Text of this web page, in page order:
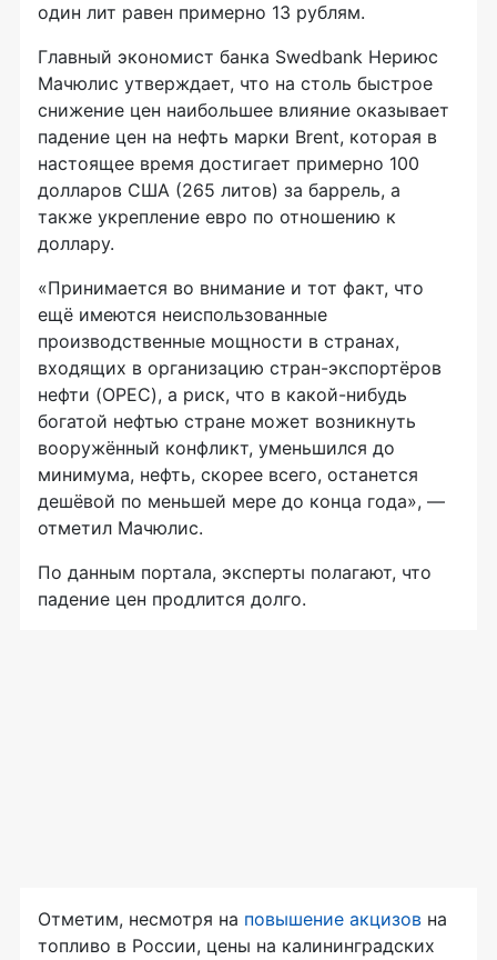
один лит равен примерно 13 рублям.
Главный экономист банка Swedbank Нериюс
Мачюлис утверждает, что на столь быстрое
снижение цен наибольшее влияние оказывает
падение цен на нефть марки Brent, которая в
настоящее время достигает примерно 100
долларов США (265 литов) за баррель, а
также укрепление евро по отношению к
доллару.
«Принимается во внимание и тот факт, что
ещё имеются неиспользованные
производственные мощности в странах,
входящих в организацию стран-экспортёров
нефти (OPEC), а риск, что в какой-нибудь
богатой нефтью стране может возникнуть
вооружённый конфликт, уменьшился до
минимума, нефть, скорее всего, останется
дешёвой по меньшей мере до конца года», —
отметил Мачюлис.
По данным портала, эксперты полагают, что
падение цен продлится долго.
Отметим, несмотря на повышение акцизов на
топливо в России, цены на калининградских